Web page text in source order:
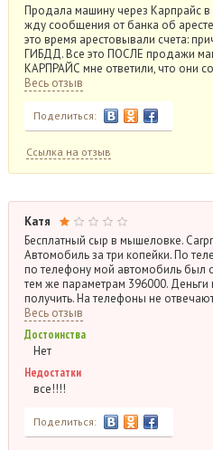
Продала машину через Карпрайс в
жду сообщения от банка об
это время арестовывали счета:
ГИБДД. Все это ПОСЛЕ продажи
КАРПРАЙС мне ответили, что они
Весь отзыв
Поделиться:
Ссылка на отзыв
Катя
Бесплатный сыр в мышеловке.
Автомобиль за три копейки. По
по телефону мой автомобиль был
тем же параметрам 396000.
получить. На телефоны не
Весь отзыв
Достоинства
Нет
Недостатки
все!!!!
Поделиться: